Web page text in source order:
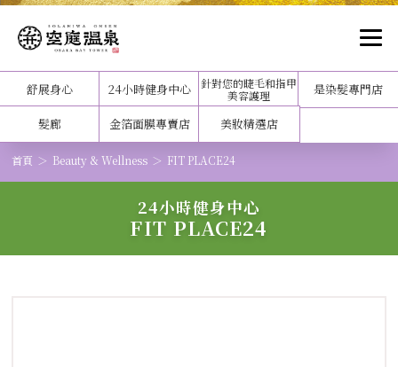
舒展身心 24小時健身中心
針對您的睫毛和指甲
美容護理
是染髮專門店
髮廊 金箔面膜專賣店 美妝精選店
首頁 Beauty & Wellness FIT PLACE24
24小時健身中心
FIT PLACE24